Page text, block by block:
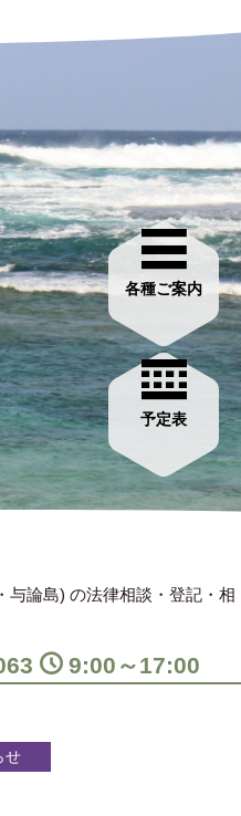
9:00～17:00
各種ご案内
予定表
与論島) の法律相談・登記・相
せ